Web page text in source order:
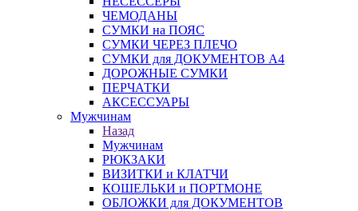
ЧЕМОДАНЫ
СУМКИ на ПОЯС
СУМКИ ЧЕРЕЗ ПЛЕЧО
СУМКИ для ДОКУМЕНТОВ А4
ДОРОЖНЫЕ СУМКИ
ПЕРЧАТКИ
АКСЕССУАРЫ
Мужчинам
Назад
Мужчинам
РЮКЗАКИ
ВИЗИТКИ и КЛАТЧИ
КОШЕЛЬКИ и ПОРТМОНЕ
ОБЛОЖКИ для ДОКУМЕНТОВ